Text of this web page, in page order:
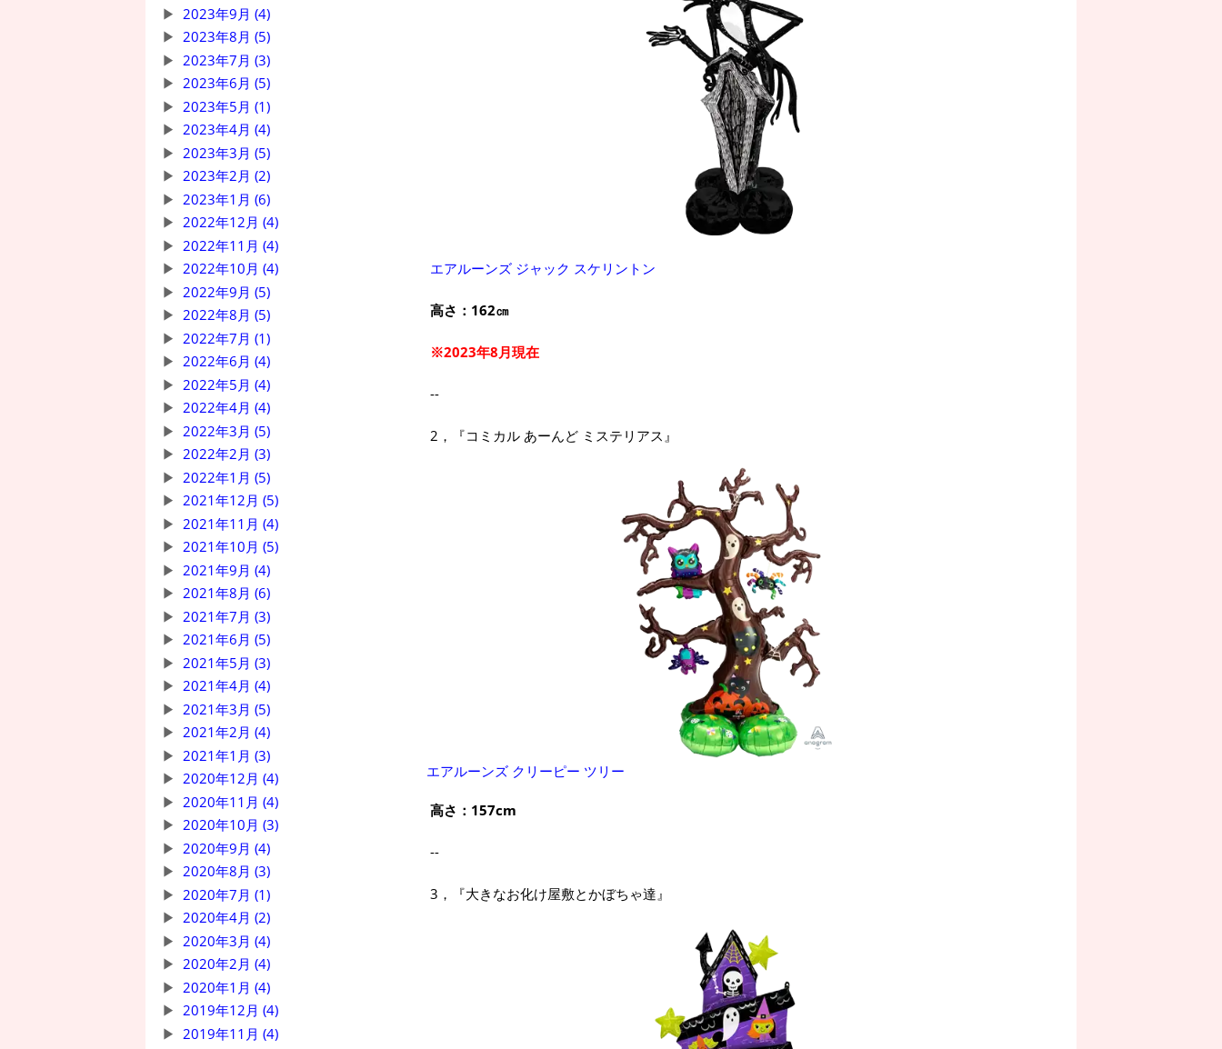
2023年9月 (4)
2023年8月 (5)
2023年7月 (3)
2023年6月 (5)
2023年5月 (1)
2023年4月 (4)
2023年3月 (5)
2023年2月 (2)
2023年1月 (6)
2022年12月 (4)
2022年11月 (4)
2022年10月 (4)
2022年9月 (5)
2022年8月 (5)
2022年7月 (1)
2022年6月 (4)
2022年5月 (4)
2022年4月 (4)
2022年3月 (5)
2022年2月 (3)
2022年1月 (5)
2021年12月 (5)
2021年11月 (4)
2021年10月 (5)
2021年9月 (4)
2021年8月 (6)
2021年7月 (3)
2021年6月 (5)
2021年5月 (3)
2021年4月 (4)
2021年3月 (5)
2021年2月 (4)
2021年1月 (3)
2020年12月 (4)
2020年11月 (4)
2020年10月 (3)
2020年9月 (4)
2020年8月 (3)
2020年7月 (1)
2020年4月 (2)
2020年3月 (4)
2020年2月 (4)
2020年1月 (4)
2019年12月 (4)
2019年11月 (4)
エアルーンズ ジャック スケリントン
高さ：162㎝
※2023年8月現在
--
2，『コミカル あーんど ミステリアス』
エアルーンズ クリーピー ツリー
高さ：157cm
--
3，『大きなお化け屋敷とかぼちゃ達』